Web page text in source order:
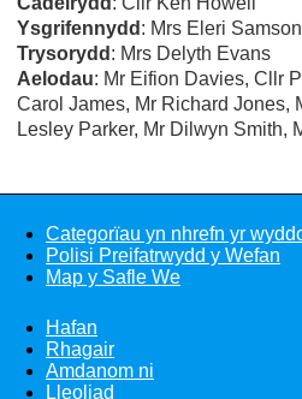
Ysgrifennydd : Mrs Eleri
Trysorydd : Mrs Delyth Evans
Aelodau: Mr Eifion Davies, Cllr
Carol James, Mr Richard Jones,
Lesley Parker, Mr Dilwyn Smith,
Categorïau yn nhrefn yr
Polisi Preifatrwydd y Wefan
Map y Safle We
Hafan
Rhagair
Amdanom ni
Lleoliad